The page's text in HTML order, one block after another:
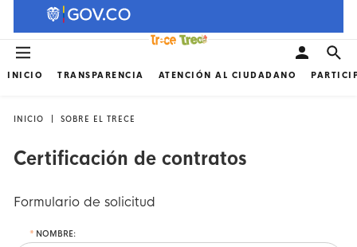
INICIO TRANSPARENCIA ATENCIÓN AL CIUDADANO
INICIO SOBRE EL TRECE
Certificación de contratos
Formulario de solicitud
NOMBRE: